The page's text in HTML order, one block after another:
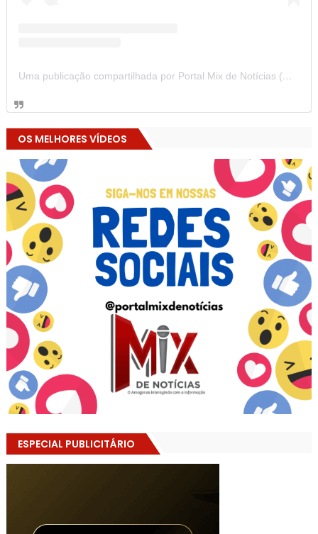
Uma publicação compartilhada por Portal Mix de Notícias (@portalmixdenoticias)
OS MELHORES VÍDEOS
ESPECIAL PUBLICITÁRIO